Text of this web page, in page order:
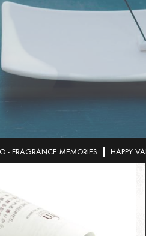
- FRAGRANCE MEMORIES HAPPY